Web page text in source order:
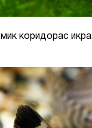
коридорас икра